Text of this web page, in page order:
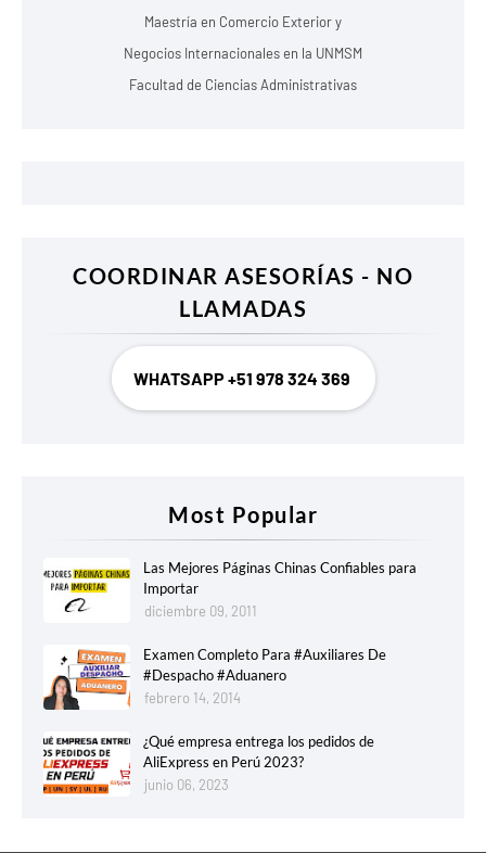
Maestría en Comercio Exterior y
Negocios Internacionales en la UNMSM
Facultad de Ciencias Administrativas
COORDINAR ASESORÍAS - NO
LLAMADAS
WHATSAPP +51 978 324 369
Most Popular
Las Mejores Páginas Chinas Confiables para
Importar
diciembre 09, 2011
Examen Completo Para #Auxiliares De
#Despacho #Aduanero
febrero 14, 2014
¿Qué empresa entrega los pedidos de
AliExpress en Perú 2023?
junio 06, 2023